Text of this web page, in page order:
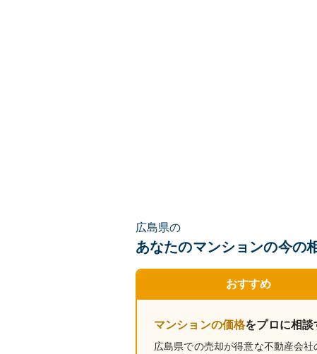
広島県の
あなたのマンションの今の
おすすめ
マンションの価格をプロに相談
広島県での売却が得意な不動産会社